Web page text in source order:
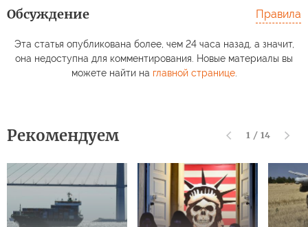
Обсуждение Правила
Эта статья опубликована более, чем 24 часа назад, а значит,
она недоступна для комментирования. Новые материалы вы
можете найти на главной странице.
Рекомендуем 1 / 14